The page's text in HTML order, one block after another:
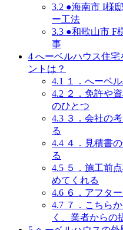
3.2 ●海南市 I様
ー工法
3.3 ●和歌山市 F
事
4 へーベルハウス住宅
ントは？
4.1
１．へーベ
4.2 ２．免許や
のひとつ
4.3 ３．会社の
る
4.4 ４．見積書
る
4.5 ５．施工前
めてくれる
4.6 ６．アフタ
4.7 ７．こちら
く、業者からの